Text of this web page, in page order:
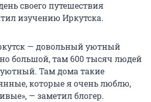
своего путешествия
изучению Иркутска.
— довольный уютный
большой, там 600 тысяч людей
Там дома такие
которые я очень люблю,
— заметил блогер.